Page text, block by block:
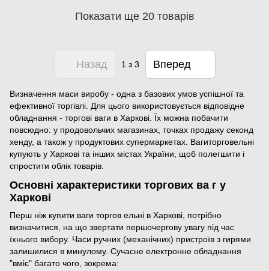
Показати ще 20 товарів
Назад 1з 3 Вперед
Визначення маси виробу - одна з базових умов успішної та
ефективної торгівлі. Для цього використовується відповідне
обладнання - торгові ваги в Харкові. Їх можна побачити
повсюдно: у продовольчих магазинах, точках продажу секонд
хенду, а також у продуктових супермаркетах. Вагиторговельні
купують у Харкові та інших містах України, щоб полегшити і
спростити облік товарів.
Основні характеристики торгових ва г у
Харкові
Перш ніж купити ваги торгов ельні в Харкові, потрібно
визначитися, на що звертати першочергову увагу під час
їхнього вибору. Часи ручних (механічних) пристроїв з гирями
залишилися в минулому. Сучасне електронне обладнання
"вміє" багато чого, зокрема: